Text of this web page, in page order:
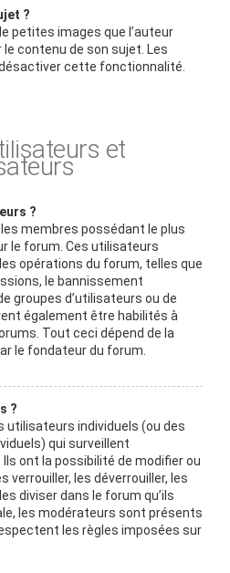
?
petites images que l’auteur
contenu de son sujet. Les
cette fonctionnalité.
et
?
membres possédant le plus
le forum. Ces utilisateurs
opérations du forum, telles que
le bannissement
groupes d’utilisateurs ou de
également être habilités à
Tout ceci dépend de la
le fondateur du forum.
?
utilisateurs individuels (ou des
qui surveillent
ont la possibilité de modifier ou
verrouiller, les déverrouiller, les
diviser dans le forum qu’ils
les modérateurs sont présents
les règles imposées sur